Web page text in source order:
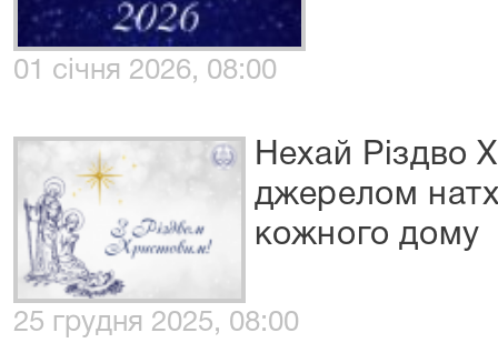
01 січня 2026, 08:00
Нехай Різдво
джерелом
кожного дому
25 грудня 2025, 08:00